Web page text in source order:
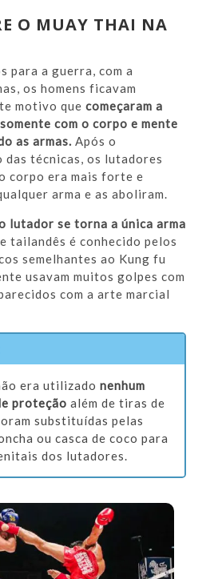
O MUAY THAI NA
para a guerra, com a
os homens ficavam
motivo que começaram a
com o corpo e mente
as armas. Após o
das técnicas, os lutadores
corpo era mais forte e
arma e as aboliram.
lutador se torna a única arma
tailandês é conhecido pelos
semelhantes ao Kung fu
usavam muitos golpes com
com a arte marcial
era utilizado nenhum
proteção além de tiras de
substituídas pelas
ou casca de coco para
dos lutadores.